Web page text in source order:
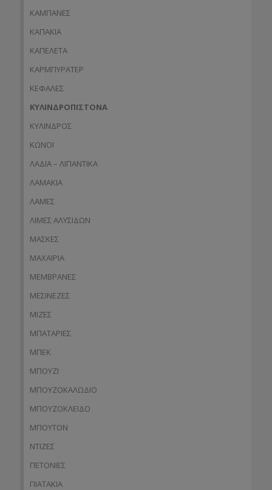
ΚΑΜΠΑΝΕΣ
ΚΑΠΑΚΙΑ
ΚΑΠΕΛΕΤΑ
ΚΑΡΜΠΥΡΑΤΕΡ
ΚΕΦΑΛΕΣ
ΚΥΛΙΝΔΡΟΠΙΣΤΟΝΑ
ΚΥΛΙΝΔΡΟΣ
ΚΩΝΟΙ
ΛΑΔΙΑ – ΛΙΠΑΝΤΙΚΑ
ΛΑΜΑΚΙΑ
ΛΑΜΕΣ
ΛΙΜΕΣ ΑΛΥΣΙΔΩΝ
ΜΑΣΚΕΣ
ΜΑΧΑΙΡΙΑ
ΜΕΜΒΡΑΝΕΣ
ΜΕΣΙΝΕΖΕΣ
ΜΙΖΕΣ
ΜΠΑΤΑΡΙΕΣ
ΜΠΕΚ
ΜΠΟΥΖΙ
ΜΠΟΥΖΟΚΑΛΩΔΙΟ
ΜΠΟΥΖΟΚΛΕΙΔΟ
ΜΠΟΥΤΟΝ
ΝΤΙΖΕΣ
ΠΕΤΟΝΙΕΣ
ΠΙΑΤΑΚΙΑ